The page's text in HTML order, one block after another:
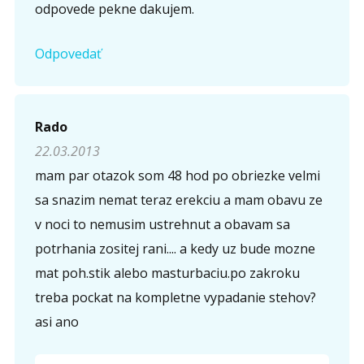
odpovede pekne dakujem.
Odpovedať
Rado
22.03.2013
mam par otazok som 48 hod po obriezke velmi
sa snazim nemat teraz erekciu a mam obavu ze
v noci to nemusim ustrehnut a obavam sa
potrhania zositej rani.... a kedy uz bude mozne
mat poh.stik alebo masturbaciu.po zakroku
treba pockat na kompletne vypadanie stehov?
asi ano